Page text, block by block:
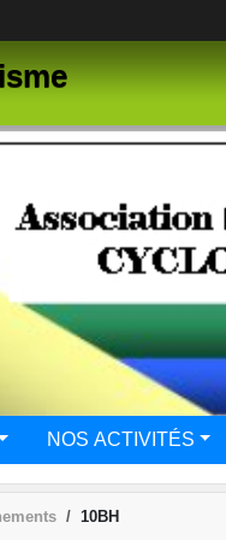
NOS ACTIVITÉS
10BH